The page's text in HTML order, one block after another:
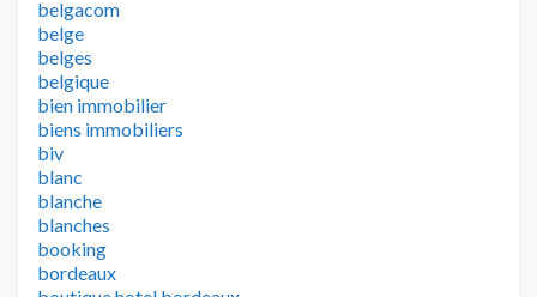
belgacom
belge
belges
belgique
bien immobilier
biens immobiliers
biv
blanc
blanche
blanches
booking
bordeaux